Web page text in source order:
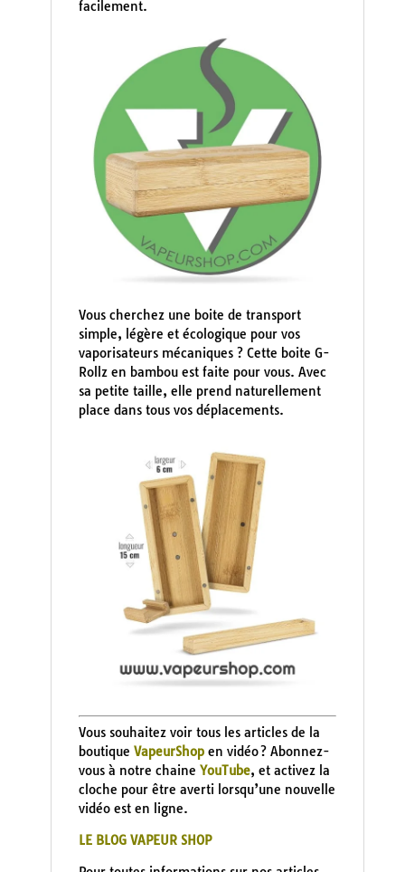
facilement.
Vous cherchez une boite de transport
simple, légère et écologique pour vos
vaporisateurs mécaniques ? Cette boite G-
Rollz en bambou est faite pour vous. Avec
sa petite taille, elle prend naturellement
place dans tous vos déplacements.
Vous souhaitez voir tous les articles de la
boutique VapeurShopen vidéo ? Abonnez-
vous à notre chaine YouTube, et activez la
cloche pour être averti lorsqu’une nouvelle
vidéo est en ligne.
LE BLOG VAPEUR SHOP